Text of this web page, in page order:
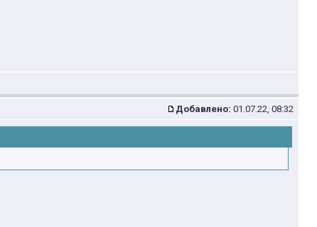
Добавлено: 01.07.22, 08:32